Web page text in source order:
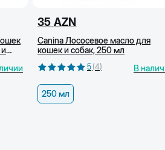
35 AZN
Canina Лососевое масло для
кошек и собак, 250 мл
5 (4) В
250 мл